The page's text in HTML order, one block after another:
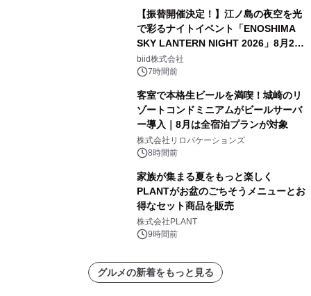
【振替開催決定！】江ノ島の夜空を光
で彩るナイトイベント「ENOSHIMA
SKY LANTERN NIGHT 2026」8月22
日(土)振替開催＆受付スタート！
biid株式会社
7時間前
客室で本格生ビールを満喫！城崎のリ
ゾートコンドミニアムがビールサーバ
ー導入｜8月は全宿泊プランが対象
株式会社リロバケーションズ
8時間前
家族が集まる夏をもっと楽しく
PLANTがお盆のごちそうメニューとお
得なセット商品を販売
株式会社PLANT
9時間前
グルメの新着をもっと見る